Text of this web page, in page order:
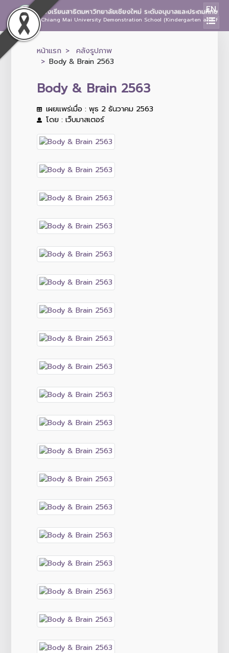
โรงเรียนสาธิตมหาวิทยาลัยเชียงใหม่ ระดับอนุบาลและประถมศึกษา
Chiang Mai University Demonstration School (Kindergarten and
EN
หน้าแรก
คลังรูปภาพ
Body & Brain 2563
Body & Brain 2563
เผยแพร่เมื่อ : พุธ 2 ธันวาคม 2563
โดย : เว็บมาสเตอร์